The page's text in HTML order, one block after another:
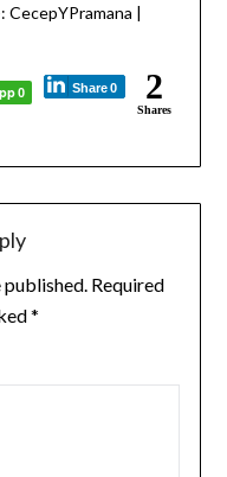
CecepYPramana |
0 Share 0 2
Shares
Required
*